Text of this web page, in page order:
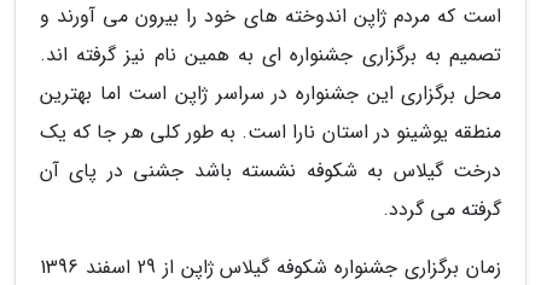
است که مردم ژاپن اندوخته های خود را بیرون می آورند و
تصمیم به برگزاری جشنواره ای به همین نام نیز گرفته اند.
محل برگزاری این جشنواره در سراسر ژاپن است اما بهترین
منطقه یوشینو در استان نارا است. به طور کلی هر جا که یک
درخت گیلاس به شکوفه نشسته باشد جشنی در پای آن
گرفته می گردد.
زمان برگزاری جشنواره شکوفه گیلاس ژاپن از 29 اسفند 1396